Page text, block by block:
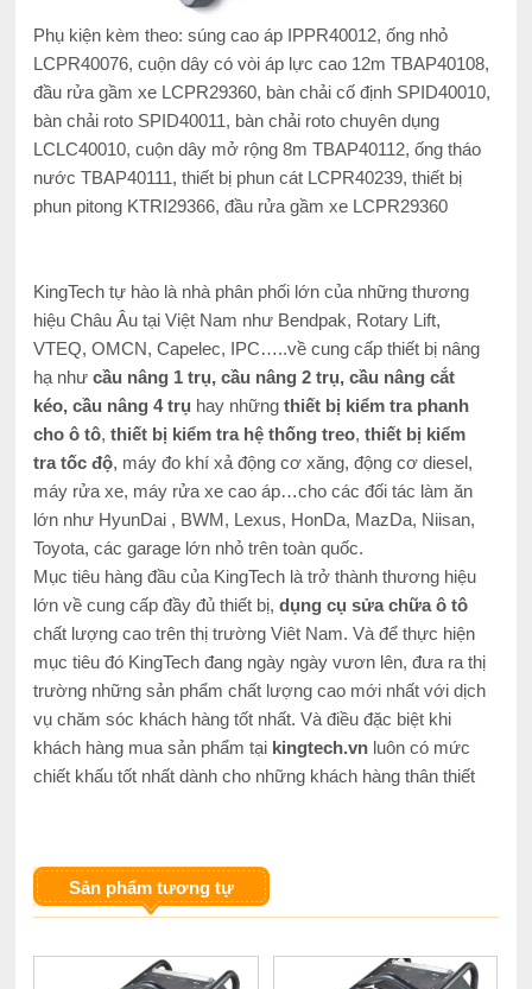
Phụ kiện kèm theo: súng cao áp IPPR40012, ống nhỏ
LCPR40076, cuộn dây có vòi áp lực cao 12m TBAP40108,
đầu rửa gầm xe LCPR29360, bàn chải cố định SPID40010,
bàn chải roto SPID40011, bàn chải roto chuyên dụng
LCLC40010, cuộn dây mở rộng 8m TBAP40112, ống tháo
nước TBAP40111, thiết bị phun cát LCPR40239, thiết bị
phun pitong KTRI29366, đầu rửa gầm xe LCPR29360
KingTech tự hào là nhà phân phối lớn của những thương
hiệu Châu Âu tại Việt Nam như Bendpak, Rotary Lift,
VTEQ, OMCN, Capelec, IPC…..về cung cấp thiết bị nâng
hạ nhưcầu nâng 1 trụ, cầu nâng 2 trụ, cầu nâng cắt
kéo, cầu nâng 4 trụ hay nhữngthiết bị kiểm tra phanh
cho ô tô,thiết bị kiểm tra hệ thống treo,thiết bị kiểm
tra tốc độ, máy đo khí xả động cơ xăng, động cơ diesel,
máy rửa xe, máy rửa xe cao áp…cho các đối tác làm ăn
lớn như HyunDai , BWM, Lexus, HonDa, MazDa, Niisan,
Toyota, các garage lớn nhỏ trên toàn quốc.
Mục tiêu hàng đầu của KingTech là trở thành thương hiệu
lớn về cung cấp đầy đủ thiết bị,dụng cụ sửa chữa ô tô
chất lượng cao trên thị trường Viêt Nam. Và để thực hiện
mục tiêu đó KingTech đang ngày ngày vươn lên, đưa ra thị
trường những sản phẩm chất lượng cao mới nhất với dịch
vụ chăm sóc khách hàng tốt nhất. Và điều đặc biệt khi
khách hàng mua sản phẩm tại kingtech.vn luôn có mức
chiết khấu tốt nhất dành cho những khách hàng thân thiết
Sản phẩm tương tự